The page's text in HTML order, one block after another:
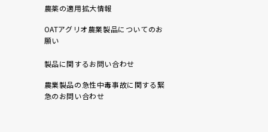
農薬の適用拡大情報
OATアグリオ農業製品についてのお
願い
製品に関するお問い合わせ
農業製品の急性中毒事故に関する緊
急のお問い合わせ